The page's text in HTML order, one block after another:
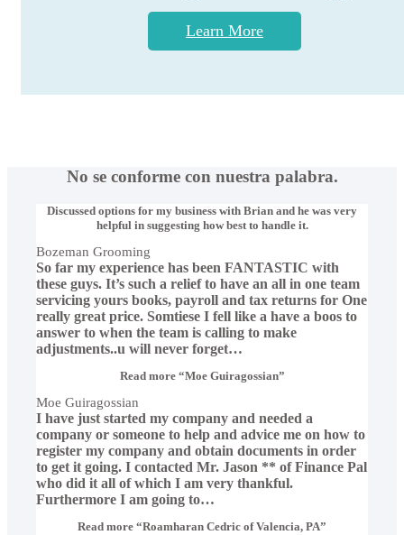
Learn More
No se conforme con nuestra palabra.
Discussed options for my business with Brian and he was very
helpful in suggesting how best to handle it.
Bozeman Grooming
So far my experience has been FANTASTIC with
these guys. It’s such a relief to have an all in one team
servicing yours books, payroll and tax returns for One
really great price. Somtiese I fell like a have a boos to
answer to when the team is calling to make
adjustments..u will never forget…
Read more“Moe Guiragossian”
Moe Guiragossian
I have just started my company and needed a
company or someone to help and advice me on how to
register my company and obtain documents in order
to get it going. I contacted Mr. Jason ** of Finance Pal
who did it all of which I am very thankful.
Furthermore I am going to…
Read more “Roamharan Cedric of Valencia, PA”